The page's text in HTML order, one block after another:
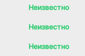
Неизвестно
Неизвестно
Неизвестно